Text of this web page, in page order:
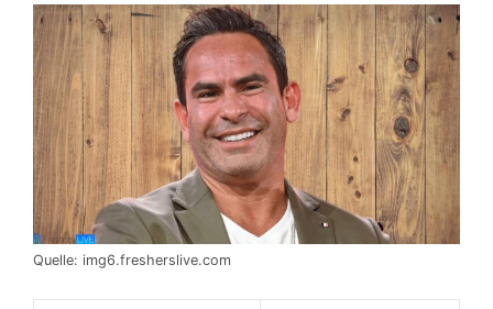
Quelle: img6.fresherslive.com